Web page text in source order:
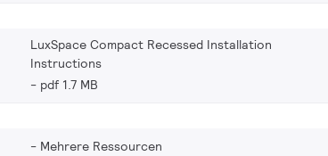
LuxSpace Compact Recessed Installation
Instructions
pdf 1.7 MB
Mehrere Ressourcen